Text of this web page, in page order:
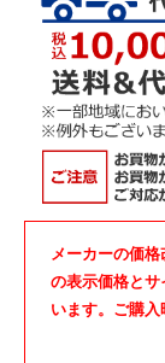
メーカーの価
の表示価格と
います。ご購